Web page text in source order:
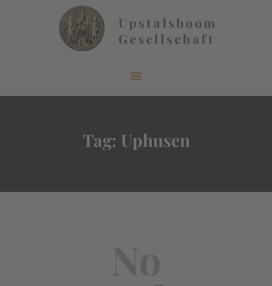
Tag: Uphusen
VERÖFFENTLICHUNGEN
MITGLIEDERBEREICH